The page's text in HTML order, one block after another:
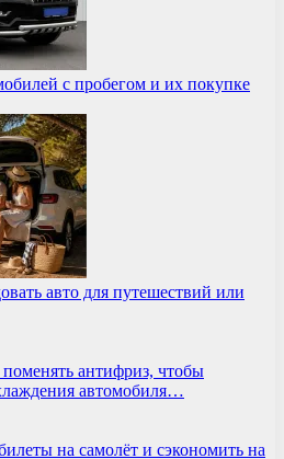
с пробегом и их покупке
авто для путешествий или
антифриз, чтобы
автомобиля…
на самолёт и сэкономить на